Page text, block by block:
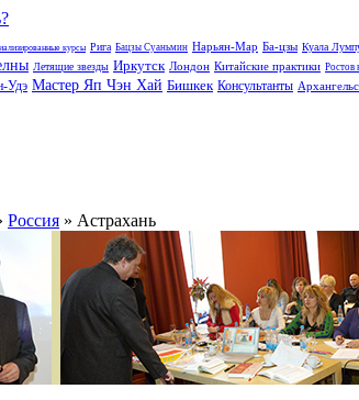
курсы Рига Бацзы Суаньмин Нарьян-Мар Ба-цзы Куала
Летящие звезды Иркутск Лондон Китайские практики Ростов
Удэ Мастер Яп Чэн Хай Бишкек Консультанты
Россия » Астрахань